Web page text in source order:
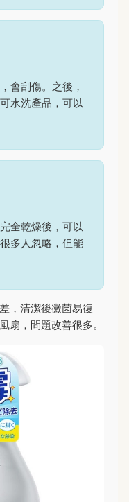
會刮傷。之後，
水洗產品，可以
全乾燥後，可以
多人忽略，但能
，清潔後黴菌易復
扇，問題改善很多。